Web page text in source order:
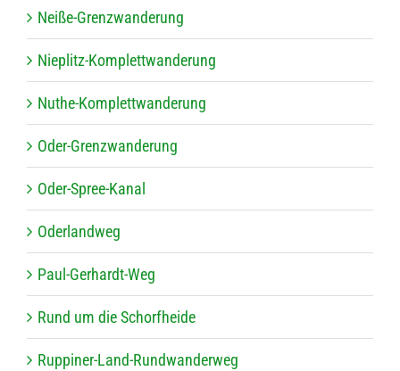
Neiße-Grenz­wan­de­rung
Nie­plitz-Kom­plett­wan­de­rung
Nuthe-Kom­plett­wan­de­rung
Oder-Grenz­wan­de­rung
Oder-Spree-Kanal
Oder­land­weg
Paul-Ger­hardt-Weg
Rund um die Schorfheide
Rup­pi­ner-Land-Rund­wan­der­weg